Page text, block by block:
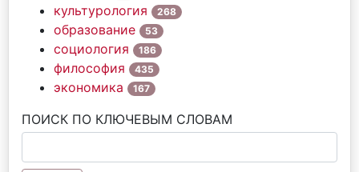
культурология 268
образование 53
социология 186
философия 435
экономика 167
ПОИСК ПО КЛЮЧЕВЫМ СЛОВАМ